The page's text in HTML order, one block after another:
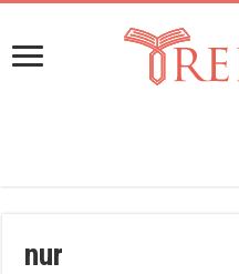
nur